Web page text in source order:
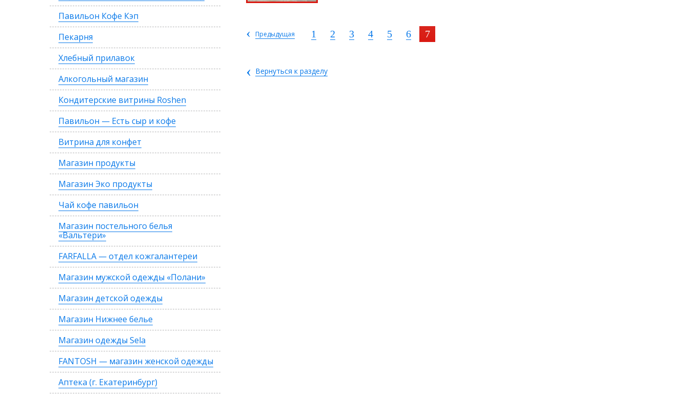
Павильон Кофе Кэп
Пекарня
Хлебный прилавок
Алкогольный магазин
Кондитерские витрины Roshen
Павильон — Есть сыр и кофе
Витрина для конфет
Магазин продукты
Магазин Эко продукты
Чай кофе павильон
Магазин постельного белья
«Вальтери»
FARFALLA — отдел кожгалантереи
Магазин мужской одежды «Полани»
Магазин детской одежды
Магазин Нижнее белье
Магазин одежды Sela
FANTOSH — магазин женской одежды
Аптека (г. Екатеринбург)
‹ Предыдущая 1 2 3 4 5 6 7
‹ Вернуться к разделу